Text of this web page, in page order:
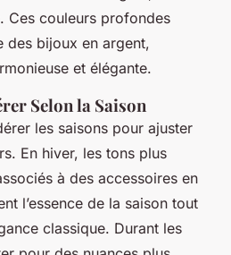
Ces couleurs profondes
des bijoux en argent,
et élégante.
Selon la Saison
les saisons pour ajuster
En hiver, les tons plus
à des accessoires en
l’essence de la saison tout
classique. Durant les